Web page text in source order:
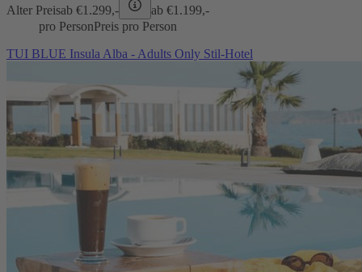
Alter Preisab €1.299,- ab €1.199,-
pro PersonPreis pro Person
TUI BLUE Insula Alba - Adults Only Stil-Hotel